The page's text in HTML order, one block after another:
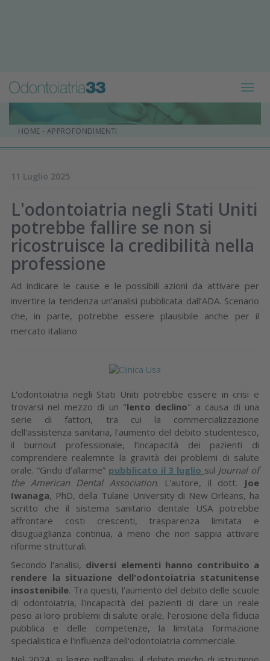
HOME - APPROFONDIMENTI
11 Luglio 2025
L'odontoiatria negli Stati Uniti
potrebbe fallire se non si
ricostruisce la credibilità nella
professione
Ad indicare le cause e le possibili azioni da attivare per
invertire la tendenza un’analisi pubblicata dall’ADA. Scenario
che, in parte, potrebbe essere plausibile anche per il
mercato italiano
L'odontoiatria negli Stati Uniti potrebbe essere in crisi e
trovarsi nel mezzo di un "lento declino" a causa di una
serie di fattori, tra cui la commercializzazione
dell'assistenza sanitaria, l'aumento del debito studentesco,
il burnout professionale, l’incapacità dei pazienti di
comprendere realemnte la gravità dei problemi di salute
orale. “Grido d’allarme” pubblicato il 3 luglio sul Journal of
the American Dental Association. L'autore, il dott. Joe
Iwanaga, PhD, della Tulane University di New Orleans, ha
scritto che il sistema sanitario dentale USA potrebbe
affrontare costi crescenti, trasparenza limitata e
disuguaglianza continua, a meno che non sappia attivare
riforme strutturali.
Secondo l'analisi, diversi elementi hanno contribuito a
rendere la situazione dell'odontoiatria statunitense
insostenibile. Tra questi, l'aumento del debito delle scuole
di odontoiatria, l'incapacità dei pazienti di dare un reale
peso ai loro problemi di salute orale, l'erosione della fiducia
pubblica e delle competenze, la limitata formazione
specialistica e l'influenza dell'odontoiatria commerciale.